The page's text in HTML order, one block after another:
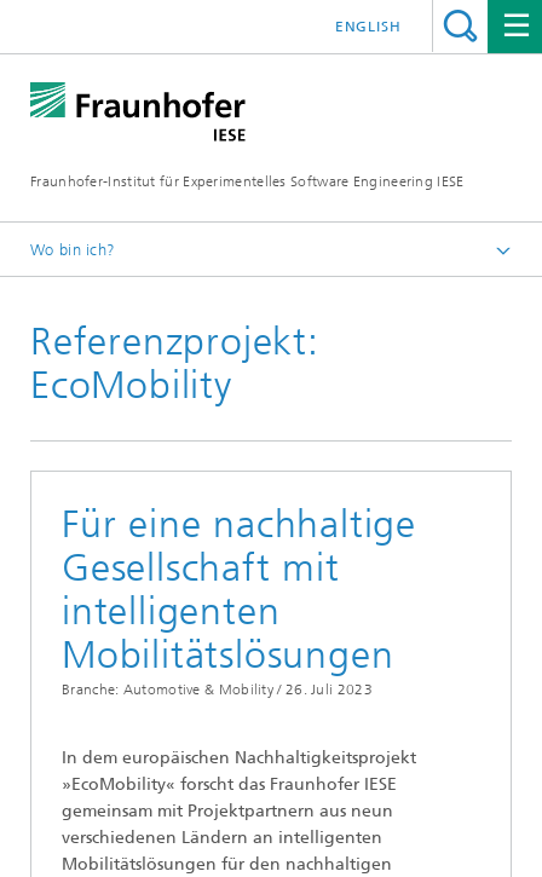
Fraunhofer-Institut für Experimentelles Software Engineering IESE
ENGLISH
Wo bin ich?
Referenzprojekt:
EcoMobility
Für eine nachhaltige
Gesellschaft mit
intelligenten
Mobilitätslösungen
Branche: Automotive & Mobility / 26. Juli 2023
In dem europäischen Nachhaltigkeitsprojekt
»EcoMobility« forscht das Fraunhofer IESE
gemeinsam mit Projektpartnern aus neun
verschiedenen Ländern an intelligenten
Mobilitätslösungen für den nachhaltigen